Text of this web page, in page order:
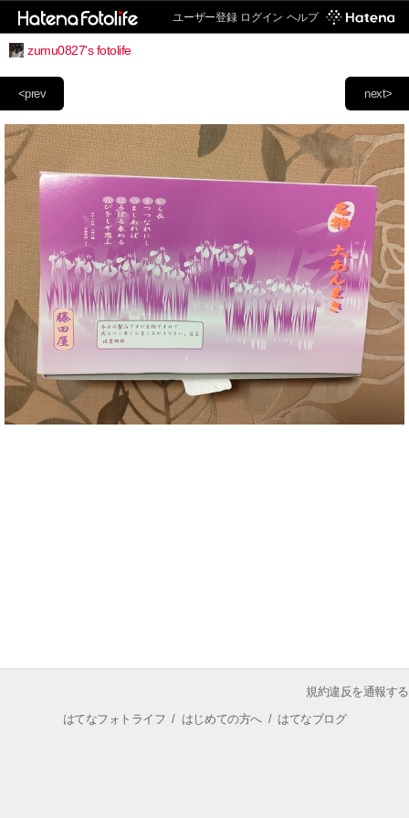
ユーザー登録 ログイン ヘルプ
zumu0827's fotolife
next>
<prev
規約違反を通報する
はてなフォトライフ / はじめての方へ/ はてなブログ